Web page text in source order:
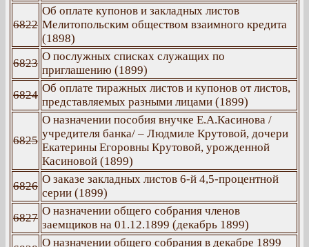
6822
Об оплате купонов и закладных листов
Мелитопольским обществом взаимного кредита
(1898)
6823
О послужных списках служащих по
приглашению (1899)
6824
Об оплате тиражных листов и купонов от листов,
представляемых разными лицами (1899)
6825
О назначении пособия внучке Е.А.Касинова /
учредителя банка/ – Людмиле Крутовой, дочери
Екатерины Егоровны Крутовой, урожденной
Касиновой (1899)
6826
О заказе закладных листов 6-й 4,5-процентной
серии (1899)
6827
О назначении общего собрания членов
заемщиков на 01.12.1899 (декабрь 1899)
О назначении общего собрания в декабре 1899